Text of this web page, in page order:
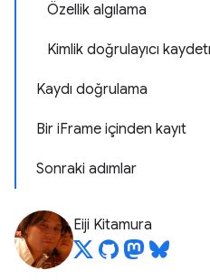
Özellik algılama
Kimlik doğrulayıcı
Kaydı doğrulama
Bir iFrame içinden kayıt
Sonraki adımlar
Eiji Kitamura